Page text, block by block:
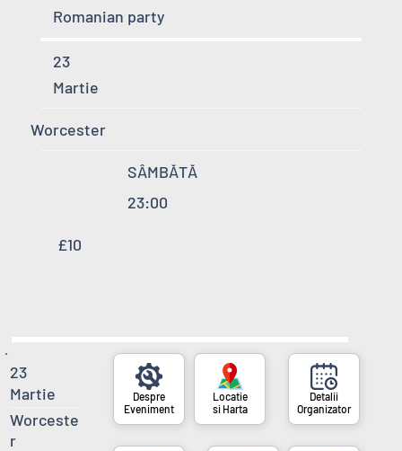
Romanian party
23
Martie
Worcester
SÂMBĂTĂ
23:00
£10
Eveniment
Organizator
si Harta
23
Martie
Worceste
r